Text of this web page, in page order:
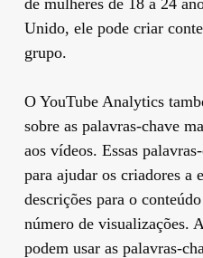
Unido, ele pode criar
grupo.
O YouTube Analytics
sobre as palavras-chave
aos vídeos. Essas
para ajudar os criadores a
descrições para o
número de visualizações.
podem usar as palavras-